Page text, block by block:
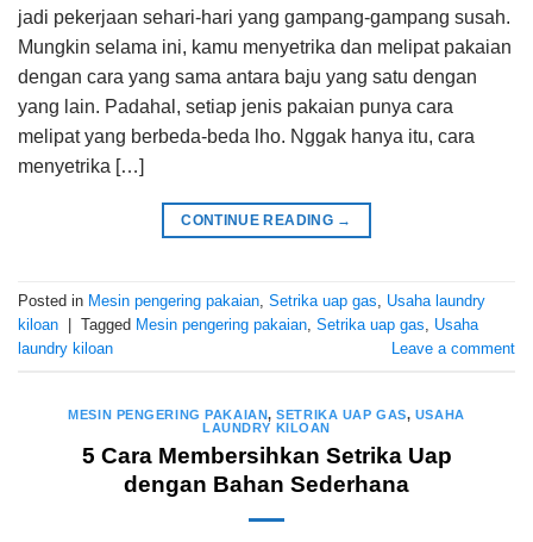
jadi pekerjaan sehari-hari yang gampang-gampang susah.
Mungkin selama ini, kamu menyetrika dan melipat pakaian
dengan cara yang sama antara baju yang satu dengan
yang lain. Padahal, setiap jenis pakaian punya cara
melipat yang berbeda-beda lho. Nggak hanya itu, cara
menyetrika […]
CONTINUE READING →
Posted in Mesin pengering pakaian, Setrika uap gas, Usaha laundry
kiloan
Tagged Mesin pengering pakaian, Setrika uap gas, Usaha
laundry kiloan
Leave a comment
MESIN PENGERING PAKAIAN,SETRIKA UAP GAS, USAHA
LAUNDRY KILOAN
5 Cara Membersihkan Setrika Uap
dengan Bahan Sederhana